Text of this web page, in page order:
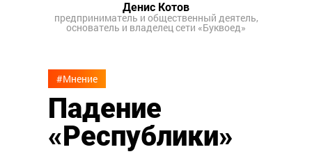
Денис Котов
предприниматель и общественный деятель,
основатель и владелец сети «Буквоед»
#Мнение
Падение
«Республики»